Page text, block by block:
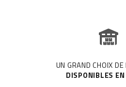
UN GRAND CHOIX
DISPONIBLES